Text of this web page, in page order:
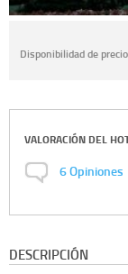
Disponibilidad de
VALORACIÓN DEL
6Opiniones
DESCRIPCIÓN